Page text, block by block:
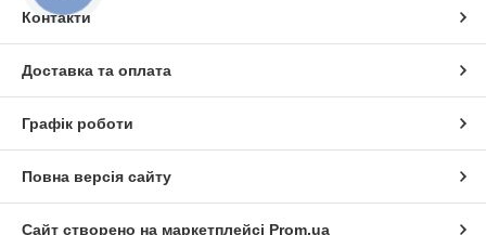
Контакти
Доставка та оплата
Графік роботи
Повна версія сайту
Сайт створено на маркетплейсі Prom.ua